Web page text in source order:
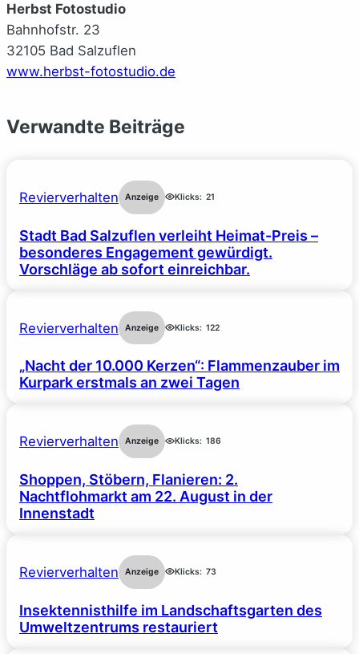
Herbst Fotostudio
Bahnhofstr. 23
32105 Bad Salzuflen
www.herbst-fotostudio.de
Verwandte Beiträge
Revierverhalten Anzeige Klicks: 21
Stadt Bad Salzuflen verleiht Heimat-Preis –
besonderes Engagement gewürdigt.
Vorschläge ab sofort einreichbar.
Revierverhalten Anzeige Klicks: 122
„Nacht der 10.000 Kerzen“: Flammenzauber im
Kurpark erstmals an zwei Tagen
Revierverhalten Anzeige Klicks: 186
Shoppen, Stöbern, Flanieren: 2.
Nachtflohmarkt am 22. August in der
Innenstadt
Revierverhalten Anzeige Klicks: 73
Insektennisthilfe im Landschaftsgarten des
Umweltzentrums restauriert